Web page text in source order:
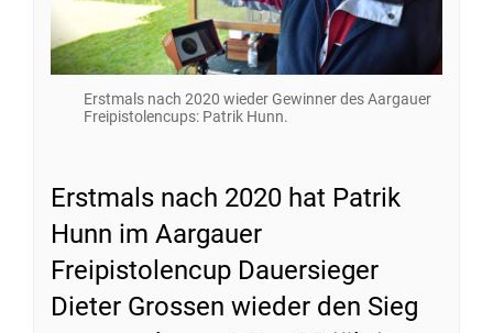
Erstmals nach 2020 wieder Gewinner des Aargauer
Freipistolencups: Patrik Hunn.
Erstmals nach 2020 hat Patrik
Hunn im Aargauer
Freipistolencup Dauersieger
Dieter Grossen wieder den Sieg